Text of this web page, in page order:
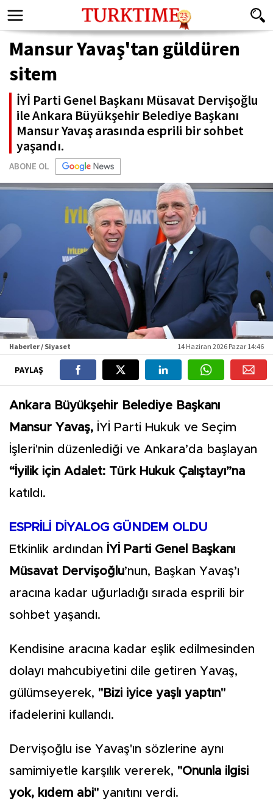
Mansur Yavaş'tan güldüren
sitem
İYİ Parti Genel Başkanı Müsavat Dervişoğlu
ile Ankara Büyükşehir Belediye Başkanı
Mansur Yavaş arasında esprili bir sohbet
yaşandı.
ABONE OL
Haberler / Siyaset 14 Haziran 2026 Pazar 14:46
PAYLAŞ
Ankara Büyükşehir Belediye Başkanı
Mansur Yavaş, İYİ Parti Hukuk ve Seçim
İşleri'nin düzenlediği ve Ankara’da başlayan
“İyilik için Adalet: Türk Hukuk Çalıştayı”na
katıldı.
ESPRİLİ DİYALOG GÜNDEM OLDU
Etkinlik ardından İYİ Parti Genel Başkanı
Müsavat Dervişoğlu’nun, Başkan Yavaş’ı
aracına kadar uğurladığı sırada esprili bir
sohbet yaşandı.
Kendisine aracına kadar eşlik edilmesinden
dolayı mahcubiyetini dile getiren Yavaş,
gülümseyerek, "Bizi iyice yaşlı yaptın"
ifadelerini kullandı.
Dervişoğlu ise Yavaş'ın sözlerine aynı
samimiyetle karşılık vererek, "Onunla ilgisi
yok, kıdem abi" yanıtını verdi.